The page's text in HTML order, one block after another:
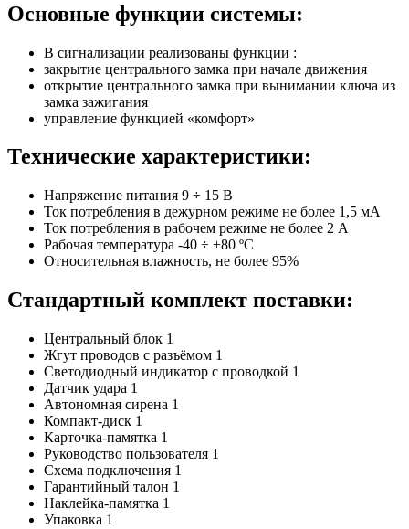
Основные функции системы:
В сигнализации реализованы функции :
закрытие центрального замка при начале движения
открытие центрального замка при вынимании ключа из
замка зажигания
управление функцией «комфорт»
Технические характеристики:
Напряжение питания 9 ÷ 15 В
Ток потребления в дежурном режиме не более 1,5 мА
Ток потребления в рабочем режиме не более 2 А
Рабочая температура -40 ÷ +80 ºС
Относительная влажность, не более 95%
Стандартный комплект поставки:
Центральный блок 1
Жгут проводов с разъёмом 1
Светодиодный индикатор с проводкой 1
Датчик удара 1
Автономная сирена 1
Компакт-диск 1
Карточка-памятка 1
Руководство пользователя 1
Схема подключения 1
Гарантийный талон 1
Наклейка-памятка 1
Упаковка 1